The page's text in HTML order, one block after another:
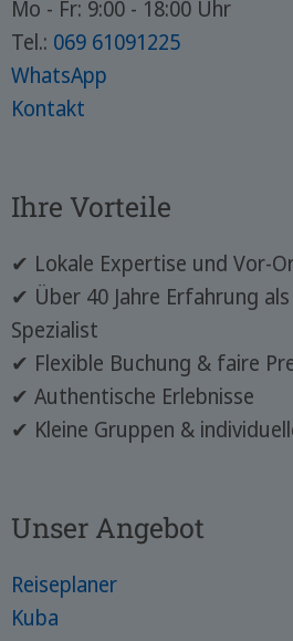
Mo - Fr: 9:00 - 18:00 Uhr
Tel.: 069 61091225
WhatsApp
Kontakt
Ihre Vorteile
✔ Lokale Expertise und Vor-
✔ Über 40 Jahre Erfahrung
Spezialist
✔ Flexible Buchung & faire
✔ Authentische Erlebnisse
✔ Kleine Gruppen &
Unser Angebot
Reiseplaner
Kuba